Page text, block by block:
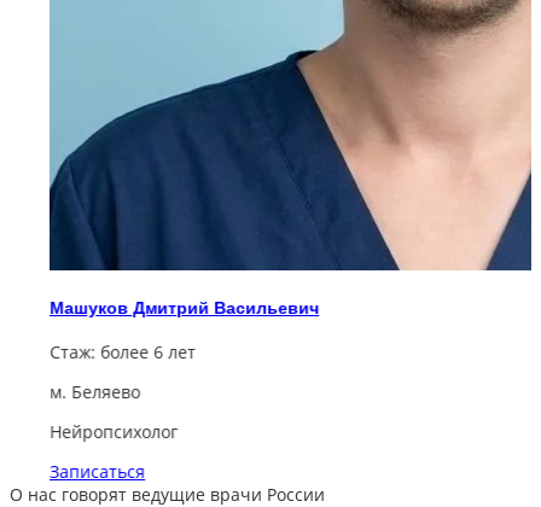
Машуков Дмитрий Васильевич
Стаж:более 6 лет
м. Беляево
Нейропсихолог
Записаться
О нас говорят ведущие врачи России